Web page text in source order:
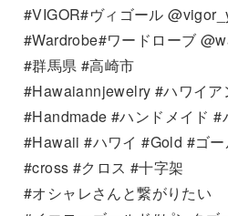
#VIGOR#ヴィゴール
#Wardrobe#ワードローブ
#群馬県 #高崎市
#Hawaiannjewelry #ハワイア
#Handmade #ハンドメイド
#Hawaii #ハワイ #Gold #ゴー
#cross #クロス #十字架
#オシャレさんと繋がりたい